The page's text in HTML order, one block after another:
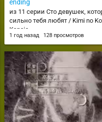
ending
из 11 серии Сто девушек,
сильно тебя любят / Kimi no
Kanojo
1 год назад 128 просмотров